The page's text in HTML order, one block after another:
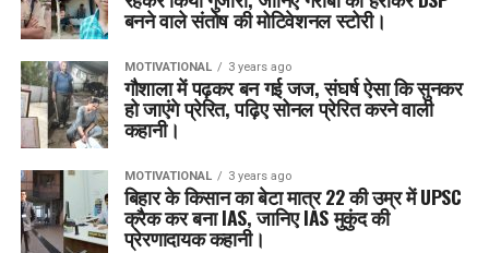
बनने वाले संतोष की मोटिवेशनल स्टोरी।
MOTIVATIONAL 3 years ago
गौशाला में पढ़कर बन गई जज, संघर्ष ऐसा कि सुनकर
हो जाएंगे प्रेरित, पढ़िए सोनल प्रेरित करने वाली
कहानी।
MOTIVATIONAL 3 years ago
बिहार के किसान का बेटा मात्र 22 की उम्र में UPSC
क्रैक कर बना IAS, जानिए IAS मुकुंद की
प्रेरणादायक कहानी।